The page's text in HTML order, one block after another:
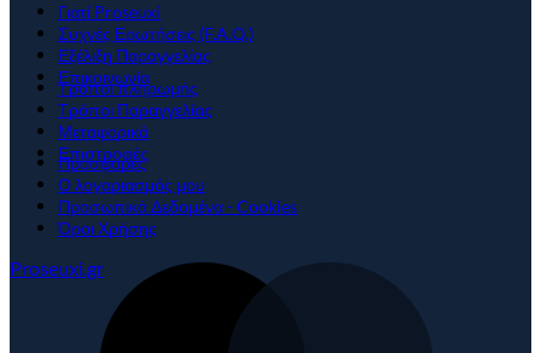
Γιατί Proseuxi
Συχνές Ερωτήσεις (F.A.Q.)
Εξέλιξη Παραγγελίας
Επικοινωνία
Τρόποι πληρωμής
Τρόποι Παραγγελίας
Μεταφορικά
Επιστροφές
Προσφορές
Ο λογαριασμός μου
Προσωπικά Δεδομένα - Cookies
Όροι Χρήσης
Proseuxi.gr